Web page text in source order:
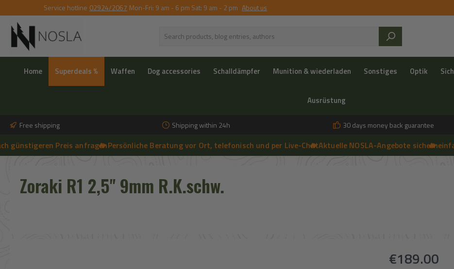
to main content
Skip to search
Skip to main navigation
Service hotline 02924/2067 Mon-Fri: 9 am - 6 pm Sat: 9 am - 2 pm About us
Home Superdeals % Waffen Dog accessories Schalldämpfer Munition & wiederladen Sonstiges Optik
Ausrüstung
Free shipping Shipping within 24h 30 days money back guarantee
Preis anfragen
➔
🔥 Persönliche Beratung vor Ort, telefonisch und per Live-Chat
➔
🔥 Aktuelle NOSLA-Angebote sichern
➔
🔥 einfach
Zoraki R1 2,5'' 9mm R.K.schw.
Regular price:
€189.00